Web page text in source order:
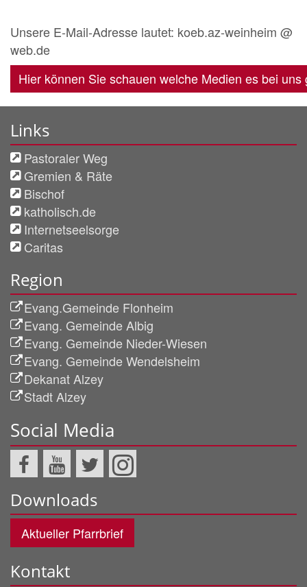
Unsere E-Mail-Adresse lautet: koeb.az-weinheim @
web.de
Hier können Sie schauen welche Medien es bei uns
Links
Pastoraler Weg
Gremien & Räte
Bischof
katholisch.de
Internetseelsorge
Caritas
Region
Evang.Gemeinde Flonheim
Evang. Gemeinde Albig
Evang. Gemeinde Nieder-Wiesen
Evang. Gemeinde Wendelsheim
Dekanat Alzey
Stadt Alzey
Social Media
Downloads
Aktueller Pfarrbrief
Kontakt